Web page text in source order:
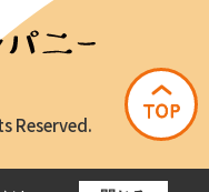
Reserved.